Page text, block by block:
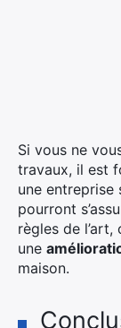
Si vous ne
travaux, il est
une entreprise
pourront
règles de
une
maison.